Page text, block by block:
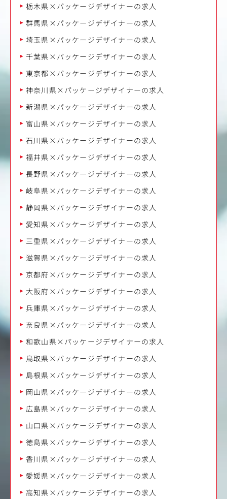
栃木県×パッケージデザイナーの求人
群馬県×パッケージデザイナーの求人
埼玉県×パッケージデザイナーの求人
千葉県×パッケージデザイナーの求人
東京都×パッケージデザイナーの求人
神奈川県×パッケージデザイナーの求人
新潟県×パッケージデザイナーの求人
富山県×パッケージデザイナーの求人
石川県×パッケージデザイナーの求人
福井県×パッケージデザイナーの求人
長野県×パッケージデザイナーの求人
岐阜県×パッケージデザイナーの求人
静岡県×パッケージデザイナーの求人
愛知県×パッケージデザイナーの求人
三重県×パッケージデザイナーの求人
滋賀県×パッケージデザイナーの求人
京都府×パッケージデザイナーの求人
大阪府×パッケージデザイナーの求人
兵庫県×パッケージデザイナーの求人
奈良県×パッケージデザイナーの求人
和歌山県×パッケージデザイナーの求人
鳥取県×パッケージデザイナーの求人
島根県×パッケージデザイナーの求人
岡山県×パッケージデザイナーの求人
広島県×パッケージデザイナーの求人
山口県×パッケージデザイナーの求人
徳島県×パッケージデザイナーの求人
香川県×パッケージデザイナーの求人
愛媛県×パッケージデザイナーの求人
高知県×パッケージデザイナーの求人